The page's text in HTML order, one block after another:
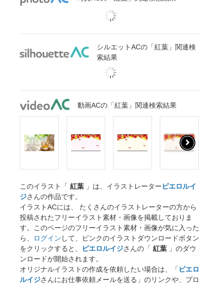
シルエットACの「紅葉」関連検
索結果
動画ACの「紅葉」関連検索結果
このイラスト「 紅葉 」は、イラストレーターピエロルイ
ジさんの作品です。
イラストACには、 たくさんのイラストレーターの方から
投稿されたフリーイラスト素材・画像を掲載しておりま
す。このページのフリーイラスト素材・画像が気に入った
ら、
ログイン して、ピンクのイラストダウンロードボタン
をクリックすると、
ピエロルイジさんの「 紅葉 」のダウ
ンロードが開始されます。
オリジナルイラストの作成を依頼したい場合は、「 ピエロ
ルイジさんにお仕事依頼メールを送る」のリンクや、プロ